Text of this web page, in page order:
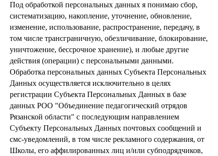
Под обработкой персональных данных я понимаю сбор,
систематизацию, накопление, уточнение, обновление,
изменение, использование, распространение, передачу, в
том числе трансграничную, обезличивание, блокирование,
уничтожение, бессрочное хранение), и любые другие
действия (операции) с персональными данными.
Обработка персональных данных Субъекта Персональных
Данных осуществляется исключительно в целях
регистрации Субъекта Персональных Данных в базе
данных РОО "Объединение педагогический отрядов
Рязанской области" с последующим направлением
Субъекту Персональных Данных почтовых сообщений и
смс-уведомлений, в том числе рекламного содержания, от
Школы, его аффилированных лиц и/или субподрядчиков,